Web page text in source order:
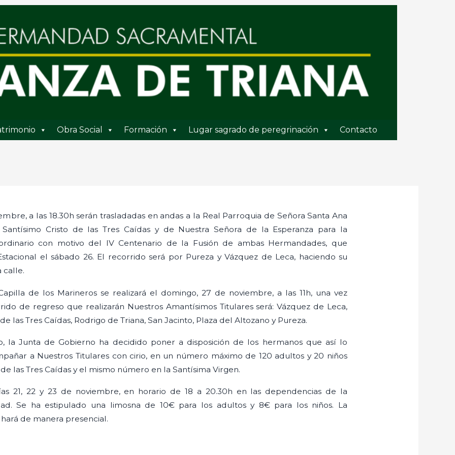
Obra Social Formación Lugar sagrado de peregrinación Contacto
a las 18.30h serán trasladadas en andas a la Real Parroquia de Señora Santa Ana
Cristo de las Tres Caídas y de Nuestra Señora de la Esperanza para la
con motivo del IV Centenario de la Fusión de ambas Hermandades, que
el sábado 26. El recorrido será por Pureza y Vázquez de Leca, haciendo su
calle.
de los Marineros se realizará el domingo, 27 de noviembre, a las 11h, una vez
de regreso que realizarán Nuestros Amantísimos Titulares será: Vázquez de Leca,
las Tres Caídas, Rodrigo de Triana, San Jacinto, Plaza del Altozano y Pureza.
la Junta de Gobierno ha decidido poner a disposición de los hermanos que así lo
a Nuestros Titulares con cirio, en un número máximo de 120 adultos y 20 niños
las Tres Caídas y el mismo número en la Santísima Virgen.
21, 22 y 23 de noviembre, en horario de 18 a 20.30h en las dependencias de la
Se ha estipulado una limosna de 10€ para los adultos y 8€ para los niños. La
de manera presencial.